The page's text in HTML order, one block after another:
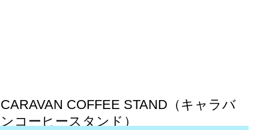
CARAVAN COFFEE STAND（キャラバ
ンコーヒースタンド）